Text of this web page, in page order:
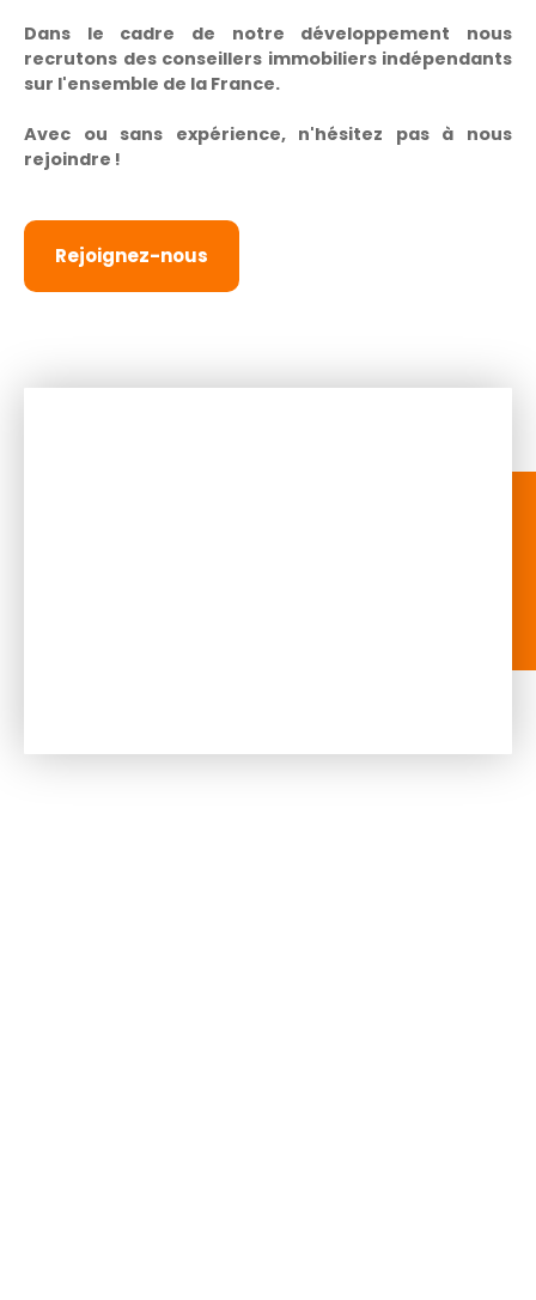
Dans le cadre de notre développement nous
recrutons des conseillers immobiliers indépendants
sur l'ensemble de la France.
Avec ou sans expérience, n'hésitez pas à nous
rejoindre !
Rejoignez-nous